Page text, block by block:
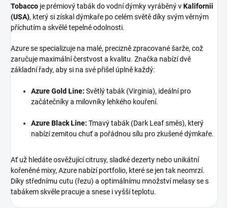
Tobacco je prémiový tabák do vodní dýmky vyráběný vKalifornii
(USA), který si získal dýmkaře po celém světě díky svým věrným
příchutím a skvělé tepelné odolnosti.
Azure se specializuje na malé, precizně zpracované šarže, což
zaručuje maximální čerstvost a kvalitu. Značka nabízí dvě
základní řady, aby si na své přišel úplně každý:
Azure Gold Line: Světlý tabák (Virginia), ideální pro
začátečníky a milovníky lehkého kouření.
Azure Black Line: Tmavý tabák (Dark Leaf směs), který
nabízí zemitou chuť a pořádnou sílu pro zkušené dýmkaře.
Ať už hledáte osvěžující citrusy, sladké dezerty nebo unikátní
kořeněné mixy, Azure nabízí portfolio, které se jen tak neomrzí.
Díky střednímu cutu (řezu) a optimálnímu množství melasy se s
tabákem skvěle pracuje a snese i vyšší teplotu.